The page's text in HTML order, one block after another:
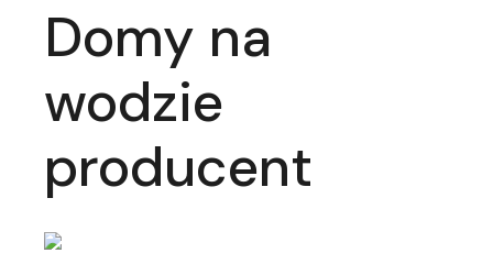
Domy na
wodzie
producent